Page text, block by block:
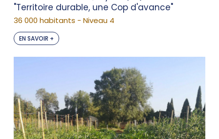
"Territoire durable, une Cop d'avance"
36 000 habitants - Niveau 4
EN SAVOIR +